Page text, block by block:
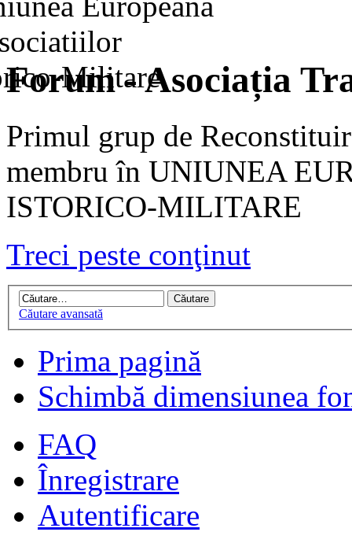
Forum - Asociația
Primul grup de
membru în UNIUNEA
ISTORICO-MILITARE
Treci peste conţinut
Căutare avansată
Prima pagină
Schimbă dimensiunea
FAQ
Înregistrare
Autentificare